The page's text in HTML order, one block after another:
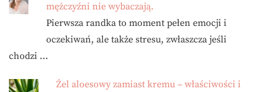
mężczyźni nie wybaczają.
Pierwsza randka to moment pełen emocji i
oczekiwań, ale także stresu, zwłaszcza jeśli
chodzi …
Żel aloesowy zamiast kremu – właściwości i